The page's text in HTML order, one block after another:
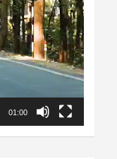
01:00